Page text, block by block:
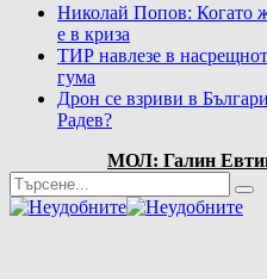
Николай Попов: Когато
е в криза
ТИР навлезе в
гума
Дрон се взриви в
Радев?
МОЛ: Галин